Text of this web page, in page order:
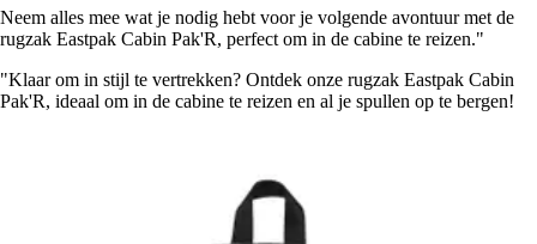
Neem alles mee wat je nodig hebt voor je volgende avontuur met de
rugzak Eastpak Cabin Pak'R, perfect om in de cabine te reizen."
"Klaar om in stijl te vertrekken? Ontdek onze rugzak Eastpak Cabin
Pak'R, ideaal om in de cabine te reizen en al je spullen op te bergen!